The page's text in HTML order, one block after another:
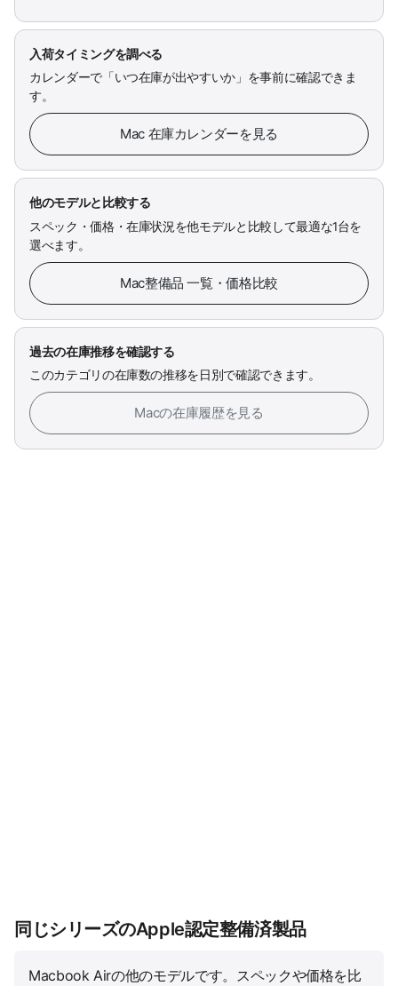
入荷タイミングを調べる
カレンダーで「いつ在庫が出やすいか」を事前に確認できま
す。
Mac 在庫カレンダーを見る
他のモデルと比較する
スペック・価格・在庫状況を他モデルと比較して最適な1台を
選べます。
Mac整備品 一覧・価格比較
過去の在庫推移を確認する
このカテゴリの在庫数の推移を日別で確認できます。
Macの在庫履歴を見る
同じシリーズのApple認定整備済製品
Macbook Airの他のモデルです。スペックや価格を比